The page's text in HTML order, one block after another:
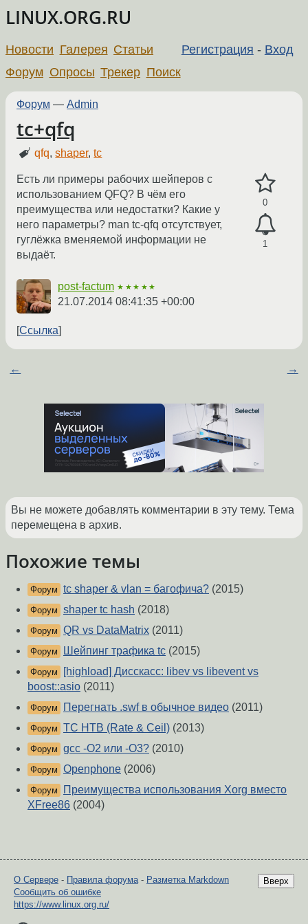
LINUX.ORG.RU
Регистрация - Вход
Новости Галерея Статьи
Форум Опросы Трекер Поиск
Форум — Admin
tc+qfq
qfq,shaper,tc
0
1
Есть ли примеры рабочих шейперов с
использованием QFQ? В чём его
преимущества или недостатки? Какие у
него параметры? man tc-qfq отсутствует,
гуглёжка вменяемой информации не
выдаёт.
post-factum ★★★★★
21.07.2014 08:41:35 +00:00
Ссылка
← →
Вы не можете добавлять комментарии в эту тему. Тема
перемещена в архив.
Похожие темы
Форум tc shaper & vlan = багофича? (2015)
Форум shaper tc hash (2018)
Форум QR vs DataMatrix (2011)
Форум Шейпинг трафика tc (2015)
Форум
[highload] Дисскасс: libev vs libevent vs
boost::asio (2011)
Форум Перегнать .swf в обычное видео (2011)
Форум TC HTB (Rate & Ceil) (2013)
Форум gcc -O2 или -O3? (2010)
Форум Openphone (2006)
Форум
Преимущества использования Xorg вместо
XFree86 (2004)
Вверх
О Сервере - Правила форума- Разметка Markdown
Сообщить об ошибке
https://www.linux.org.ru/